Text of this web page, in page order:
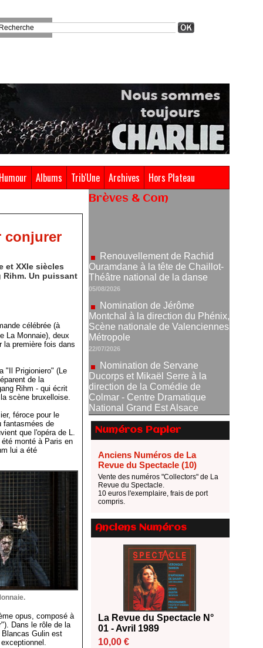
Albums Trib'Une Archives Hors Plateau
conjurer
et XXIe siècles
Un puissant
célébrée (à
La Monnaie), deux
la première fois dans
"Il Prigioniero" (Le
de la
Rihm - qui écrit
scène bruxelloise.
féroce pour le
fantasmées de
que l'opéra de L.
monté à Paris en
lui a été
opus, composé à
Dans le rôle de la
Gulin est
Brèves & Com
Nomination de Jérôme
Montchal à la direction du Phénix,
Scène nationale de Valenciennes
22/07/2026
Nomination de Servane
Ducorps et Mikaël Serre à la
direction de la Comédie de
National Grand Est Alsace
07/07/2026
Thomas Jolly et Laëtitia
Guédon nommés à la direction du
TNP
02/07/2026
Fonds SACD Théâtre : les
lauréats 2026
23/06/2026
Dispositif ARTCENA Écrire
pour le cirque, les lauréats 2026 !
20/06/2026
Le palmarès des prix SACD
2026
Les 10 lauréats du Fonds
Grandes Formes Théâtre 2026
Nomination de Nathalie
Garraud et Olivier Saccomano à
la direction du Théâtre de
Gennevilliers - CDN
Numéros Papier
Anciens Numéros de La
Revue du Spectacle (10)
Vente des numéros "Collectors" de La
Revue du Spectacle.
10 euros l'exemplaire, frais de port
compris.
Anciens Numéros
La Revue du Spectacle N°
01 - Avril 1989
10,00 €